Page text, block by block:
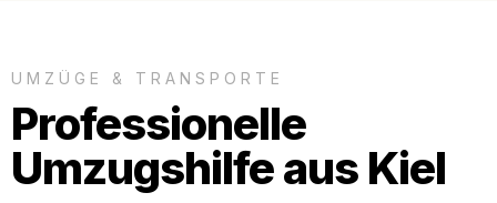
UMZÜGE & TRANSPORTE
Professionelle
Umzugshilfe aus Kiel